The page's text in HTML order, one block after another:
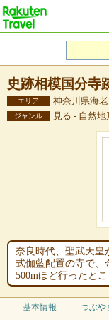
史跡相模国分寺
エリア 神奈川県海
ジャンル 見る - 自然
奈良時代、聖武天皇
式伽藍配置の寺で、
500mほど行ったと
基本情報 つぶや